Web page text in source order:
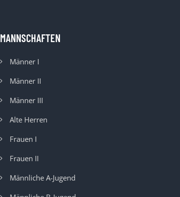
MANNSCHAFTEN
Männer I
Männer II
Männer III
Alte Herren
Frauen I
Frauen II
Männliche A-Jugend